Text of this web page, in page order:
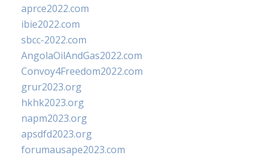
aprce2022.com
ibie2022.com
sbcc-2022.com
AngolaOilAndGas2022.com
Convoy4Freedom2022.com
grur2023.org
hkhk2023.org
napm2023.org
apsdfd2023.org
forumausape2023.com